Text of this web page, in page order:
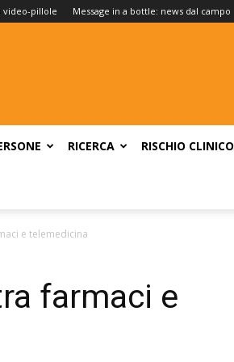
video-pillole Message in a bottle: news dal campo
RICERCA RISCHIO CLINICO
e telemedicina
farmaci e